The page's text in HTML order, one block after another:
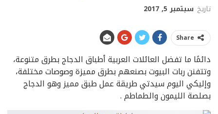
تاريخ سبتمبر 5, 2017
Share
دائمًا ما تفضل العائلات العربية أطباق الدجاج بطرق متنوعة،
وتتفنن ربات البيوت بصنعهم بطرق مميزة وصوصات مختلفة،
وإليكي اليوم سيدتي طريقة عمل طبق مميز وهو الدجاج
بصلصة الليمون والطماطم .